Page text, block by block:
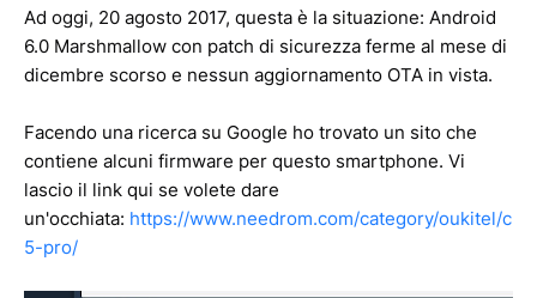
Ad oggi, 20 agosto 2017, questa è la situazione: Android
6.0 Marshmallow con patch di sicurezza ferme al mese di
dicembre scorso e nessun aggiornamento OTA in vista.
Facendo una ricerca su Google ho trovato un sito che
contiene alcuni firmware per questo smartphone. Vi
lascio il link qui se volete dare
un'occhiata: https://www.needrom.com/category/oukitel/c
5-pro/